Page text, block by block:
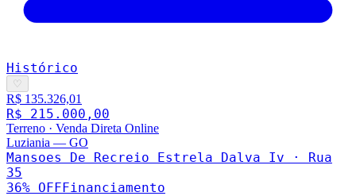
Histórico
♡
R$ 135.326,01
R$ 215.000,00
Terreno · Venda Direta Online
Luziania — GO
Mansoes De Recreio Estrela Dalva Iv · Rua
35
36% OFFFinanciamento